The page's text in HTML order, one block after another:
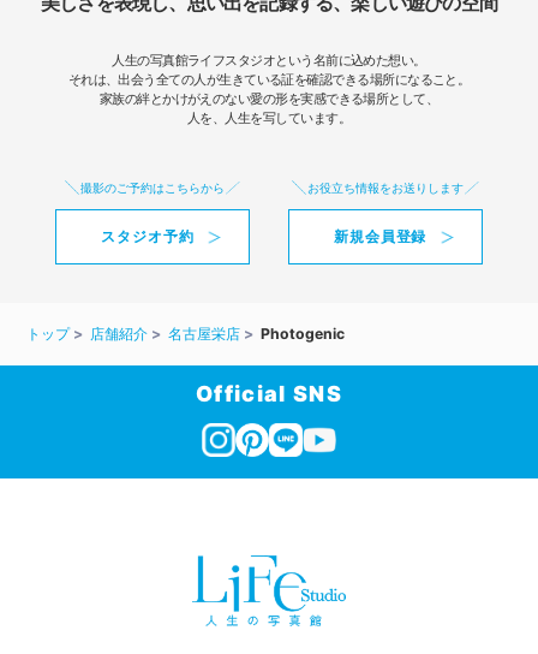
人生の写真館ライフスタジオという名前に込めた想い。
それは、出会う全ての人が生きている証を確認できる場所になること。
家族の絆とかけがえのない愛の形を実感できる場所として、
人を、人生を写しています。
撮影のご予約はこちらから
スタジオ予約
お役立ち情報をお送りします
新規会員登録
トップ 店舗紹介 名古屋栄店 Photogenic
Official SNS